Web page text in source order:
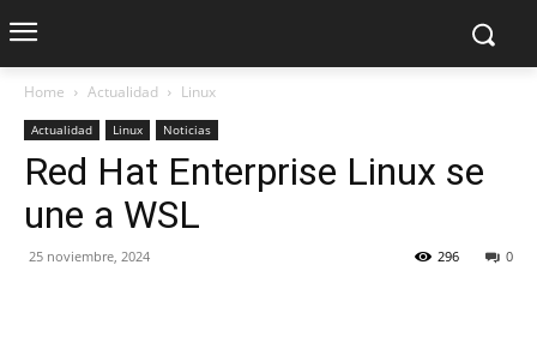
Home Actualidad Linux
Actualidad Linux Noticias
Red Hat Enterprise Linux se
une a WSL
25 noviembre, 2024 0
296